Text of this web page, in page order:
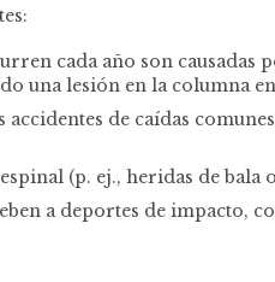
cada año son causadas
una lesión en la columna
de caídas
(p. ej., heridas de bala
a deportes de impacto,